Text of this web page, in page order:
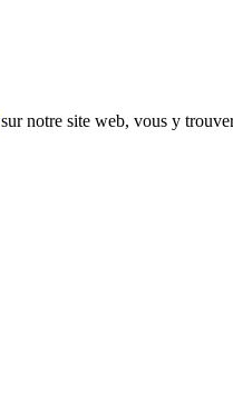
sur notre site web, vous y